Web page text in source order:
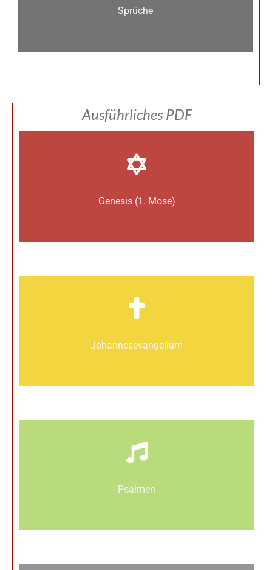
Sprüche
Ausführliches PDF
Genesis (1. Mose)
Johannes­­evangelium
Psalmen